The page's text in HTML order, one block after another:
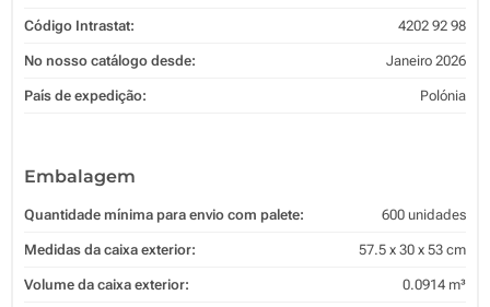
Código Intrastat: 4202 92 98
No nosso catálogo desde: Janeiro 2026
País de expedição: Polónia
Embalagem
Quantidade mínima para envio com palete: 600 unidades
Medidas da caixa exterior: 57.5 x 30 x 53 cm
Volume da caixa exterior: 0.0914 m³